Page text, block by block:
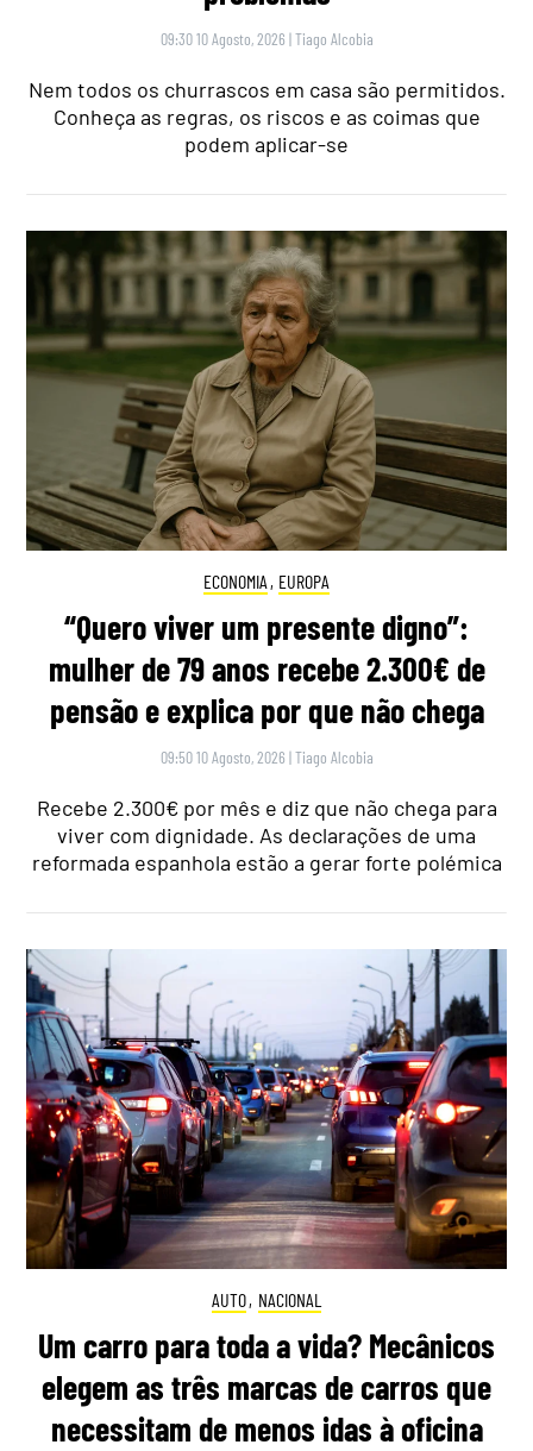
09:30 10 Agosto, 2026 |Tiago Alcobia
Nem todos os churrascos em casa são permitidos.
Conheça as regras, os riscos e as coimas que
podem aplicar-se
ECONOMIA , EUROPA
“Quero viver um presente digno”:
mulher de 79 anos recebe 2.300€ de
pensão e explica por que não chega
09:50 10 Agosto, 2026 |Tiago Alcobia
Recebe 2.300€ por mês e diz que não chega para
viver com dignidade. As declarações de uma
reformada espanhola estão a gerar forte polémica
AUTO, NACIONAL
Um carro para toda a vida? Mecânicos
elegem as três marcas de carros que
necessitam de menos idas à oficina